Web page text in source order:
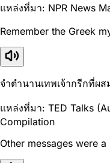
แหล่งที่มา: NPR News
Remember the Greek
จำตำนานเทพเจ้ากรีกที่ผ
แหล่งที่มา: TED Talks
Compilation
Other messages were